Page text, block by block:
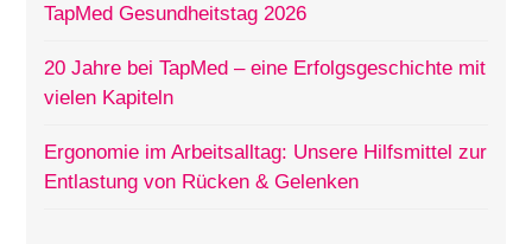
TapMed Gesundheitstag 2026
20 Jahre bei TapMed – eine Erfolgsgeschichte mit
vielen Kapiteln
Ergonomie im Arbeitsalltag: Unsere Hilfsmittel zur
Entlastung von Rücken & Gelenken